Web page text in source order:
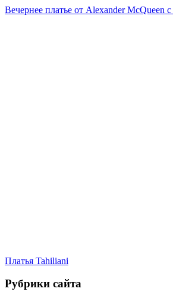
Вечернее платье от Alexander McQueen
Платья Tahiliani
Рубрики сайта